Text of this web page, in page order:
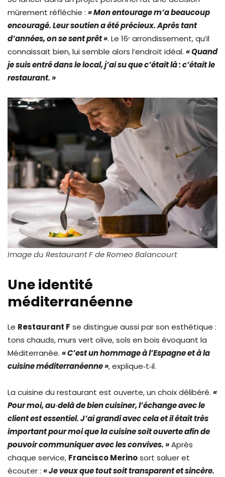
mûrement réfléchie : « Mon entourage m’a beaucoup
encouragé. Leur soutien a été précieux. Après tant
d’années, on se sent prêt ». Le 16ᵉ arrondissement, qu’il
connaissait bien, lui semble alors l’endroit idéal. « Quand
je suis entré dans le local, j’ai su que c’était là : c’était le
restaurant. »
Image du Restaurant F de Romeo Balancourt
Une identité
méditerranéenne
Le Restaurant F se distingue aussi par son esthétique :
tons chauds, murs vert olive, sols en bois évoquant la
Méditerranée. « C’est un hommage à l’Espagne et à la
cuisine méditerranéenne », explique‑t‑il.
La cuisine du restaurant est ouverte, un choix délibéré. «
Pour moi, au‑delà de bien cuisiner, l’échange avec le
client est essentiel. J’ai grandi avec cela et il était très
important pour moi que la cuisine soit ouverte afin de
pouvoir communiquer avec les convives. »Après
chaque service, Francisco Merinosort saluer et
écouter : « Je veux que tout soit transparent et sincère.